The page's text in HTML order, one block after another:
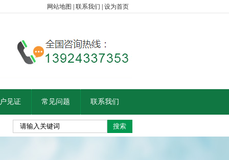
网站地图 联系我们 设为首页
见证 常见问题 联系我们